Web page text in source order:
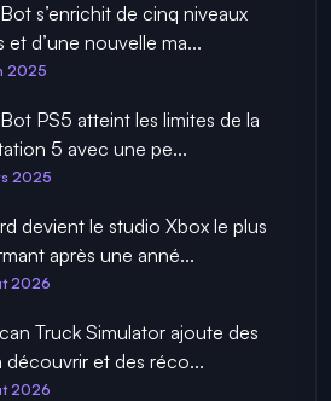
s’enrichit de cinq niveaux
et d’une nouvelle ma...
2025
PS5 atteint les limites de la
5 avec une pe...
2025
devient le studio Xbox le plus
après une anné...
2026
Truck Simulator ajoute des
découvrir et des réco...
2026